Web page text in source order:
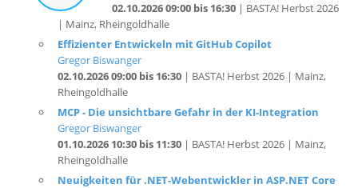
Effizienter Entwickeln mit GitHub Copilot
Gregor Biswanger
02.10.2026 09:00 bis 16:30| BASTA! Herbst 2026 | Mainz,
Rheingoldhalle
MCP - Die unsichtbare Gefahr in der KI-Integration
Gregor Biswanger
01.10.2026 10:30 bis 11:30| BASTA! Herbst 2026 | Mainz,
Rheingoldhalle
Neuigkeiten für .NET-Webentwickler in ASP.NET Core
11.0 und Blazor 11.0
Dr. Holger Schwichtenberg